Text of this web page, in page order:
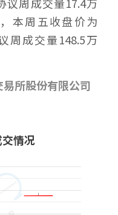
本周五收盘价为
周成交量148.5万
所股份有限公司
情况